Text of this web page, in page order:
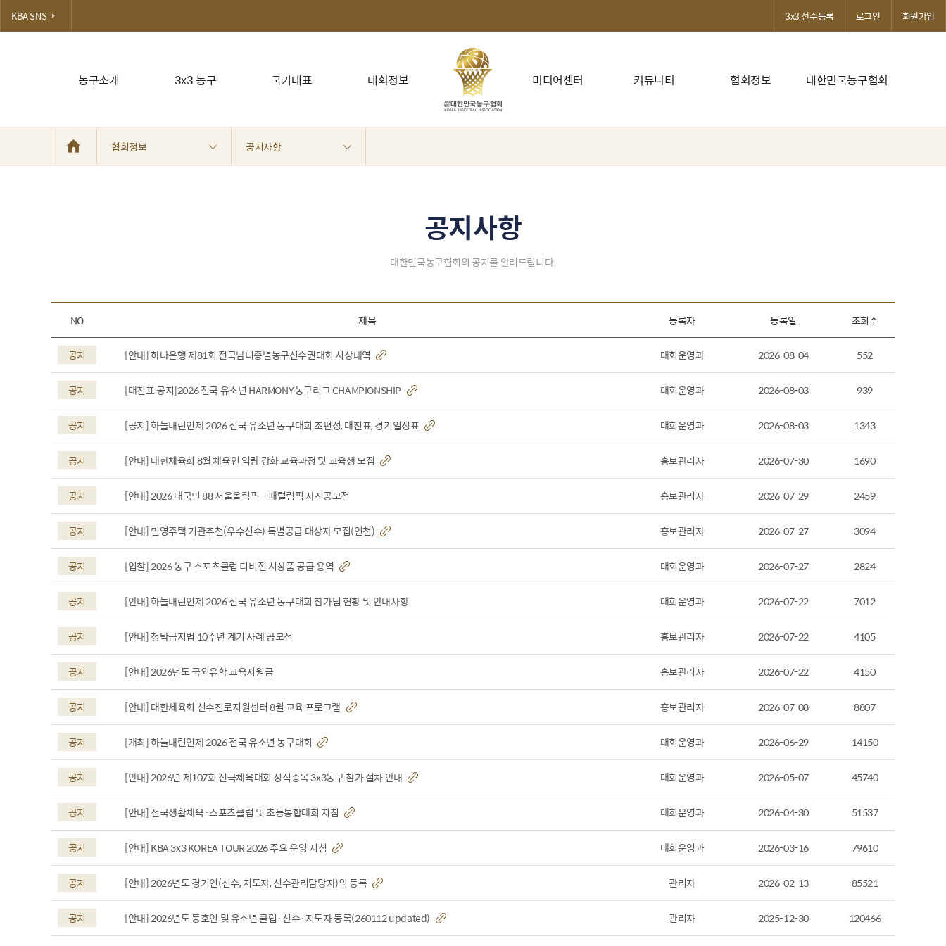
농구소개 3x3 농구 국가대표 대회정보 미디어센터 커뮤니티 협회정보 대한민국농구협회
KBA SNS 3x3 선수등록 로그인 회원가입
협회정보 공지사항
공지사항
대한민국농구협회의 공지를 알려드립니다.
NO 제목 등록자 등록일 조회수
공지 [안내] 하나은행 제81회 전국남녀종별농구선수권대회 시상내역 대회운영과 2026-08-04 552
공지 [대진표 공지]2026 전국 유소년 HARMONY 농구리그 CHAMPIONSHIP 대회운영과 2026-08-03 939
공지 [공지] 하늘내린인제 2026 전국 유소년 농구대회 조편성, 대진표, 경기일정표 대회운영과 2026-08-03 1343
공지 [안내] 대한체육회 8월 체육인 역량 강화 교육과정 및 교육생 모집 홍보관리자 2026-07-30 1690
공지 [안내] 2026 대국민 88 서울올림픽 · 패럴림픽 사진공모전 홍보관리자 2026-07-29 2459
공지 [안내] 민영주택 기관추천(우수선수) 특별공급 대상자 모집(인천) 홍보관리자 2026-07-27 3094
공지 [입찰] 2026 농구 스포츠클럽 디비전 시상품 공급 용역 대회운영과 2026-07-27 2824
공지 [안내] 하늘내린인제 2026 전국 유소년 농구대회 참가팀 현황 및 안내사항 대회운영과 2026-07-22 7012
공지 [안내] 청탁금지법 10주년 계기 사례 공모전 홍보관리자 2026-07-22 4105
공지 [안내] 2026년도 국외유학 교육지원금 홍보관리자 2026-07-22 4150
공지 [안내] 대한체육회 선수진로지원센터 8월 교육 프로그램 홍보관리자 2026-07-08 8807
공지 [개최] 하늘내린인제 2026 전국 유소년 농구대회 대회운영과 2026-06-29 14150
공지 [안내] 2026년 제107회 전국체육대회 정식종목 3x3농구 참가 절차 안내 대회운영과 2026-05-07 45740
공지 [안내] 전국생활체육·스포츠클럽 및 초등통합대회 지침 대회운영과 2026-04-30 51537
공지 [안내] KBA 3x3 KOREA TOUR 2026 주요 운영 지침 대회운영과 2026-03-16 79610
공지 [안내] 2026년도 경기인(선수, 지도자, 선수관리담당자)의 등록 관리자 2026-02-13 85521
공지 [안내] 2026년도 동호인 및 유소년 클럽·선수·지도자 등록(260112 updated) 관리자 2025-12-30 120466